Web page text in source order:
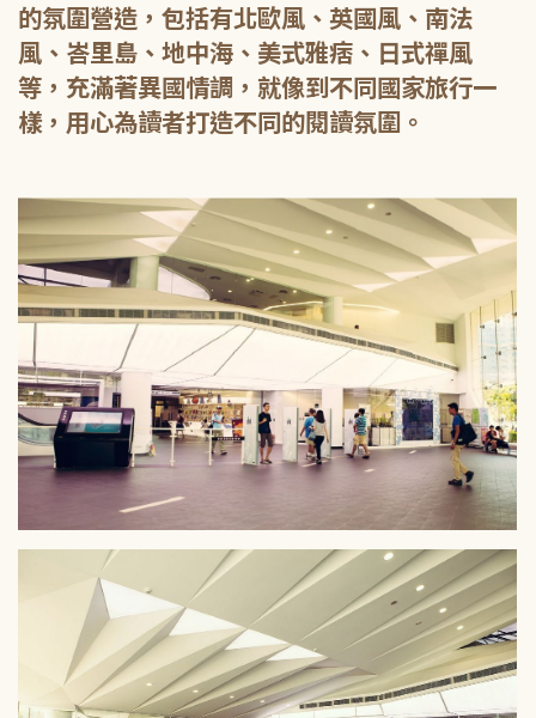
的氛圍營造，包括有北歐風、英國風、南法
風、峇里島、地中海、美式雅痞、日式禪風
等，充滿著異國情調，就像到不同國家旅行一
樣，用心為讀者打造不同的閱讀氛圍。